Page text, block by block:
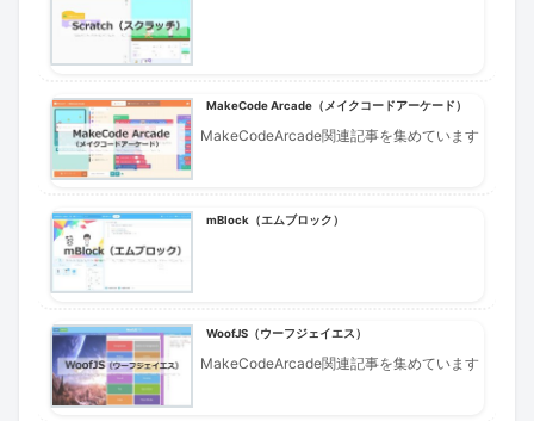
MakeCode Arcade（メイクコードアーケード）
MakeCodeArcade関連記事を集めています
mBlock（エムブロック）
WoofJS（ウーフジェイエス）
MakeCodeArcade関連記事を集めています